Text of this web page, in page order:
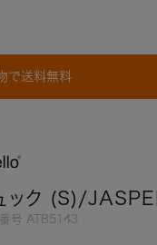
で送料無料
ック (S)/
号 ATB5143